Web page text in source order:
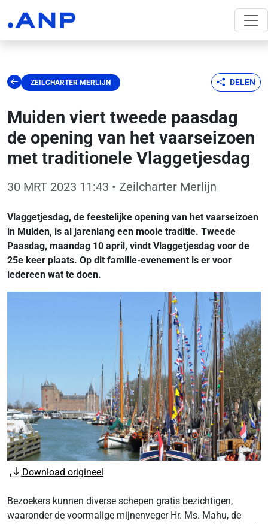
ZEILCHARTER MERLIJN DELEN
Muiden viert tweede paasdag
de opening van het vaarseizoen
met traditionele Vlaggetjesdag
30 MRT 2023 11:43 • Zeilcharter Merlijn
Vlaggetjesdag, de feestelijke opening van het vaarseizoen
in Muiden, is al jarenlang een mooie traditie. Tweede
Paasdag, maandag 10 april, vindt Vlaggetjesdag voor de
25e keer plaats. Op dit familie-evenement is er voor
iedereen wat te doen.
Download origineel
Bezoekers kunnen diverse schepen gratis bezichtigen,
waaronder de voormalige mijnenveger Hr. Ms. Mahu, de